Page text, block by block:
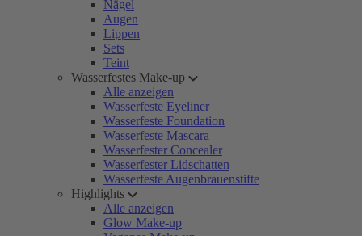
Nägel
Augen
Lippen
Sets
Teint
Wasserfestes Make-up
Alle anzeigen
Wasserfeste Eyeliner
Wasserfeste Foundation
Wasserfeste Mascara
Wasserfester Concealer
Wasserfester Lidschatten
Wasserfeste Augenbrauenstifte
Highlights
Alle anzeigen
Glow Make-up